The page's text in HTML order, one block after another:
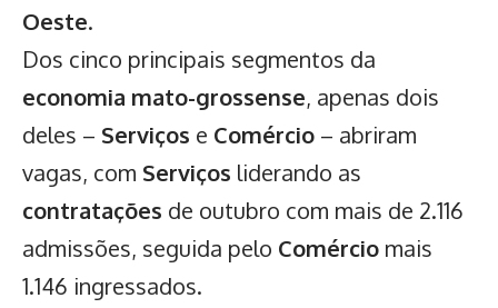
Oeste.
Dos cinco principais segmentos da
economia mato-grossense, apenas dois
deles – Serviços e Comércio – abriram
vagas, com Serviços liderando as
contratações de outubro com mais de 2.116
admissões, seguida pelo Comércio mais
1.146 ingressados.